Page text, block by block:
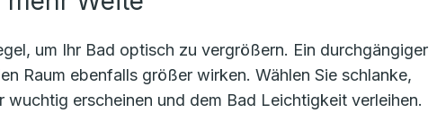
um Ihr Bad optisch zu vergrößern. Ein durchgängiger
Raum ebenfalls größer wirken. Wählen Sie schlanke,
erscheinen und dem Bad Leichtigkeit verleihen.